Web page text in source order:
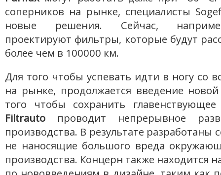
соперников на рынке, специалисты
новые решения. Сейчас,
проектируют фильтры, которые будут
более чем в 100000 км.
Для того чтобы успевать идти в ногу со
на рынке, продолжается введение
того чтобы сохранить
Filtrauto проводит непрерывное
производства. В результате
не наносящие большого вреда
производства. Концерн также находится